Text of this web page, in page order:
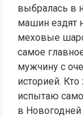
выбралась в
машин ездят
меховые
самое
мужчину с
историей.
испытаю
в Новогодней